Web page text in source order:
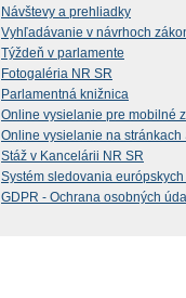
Návštevy a prehliadky
Vyhľadávanie v návrhoch
Týždeň v parlamente
Fotogaléria NR SR
Parlamentná knižnica
Online vysielanie pre mobilné
Online vysielanie na stránkach
Stáž v Kancelárii NR SR
Systém sledovania
GDPR - Ochrana osobných